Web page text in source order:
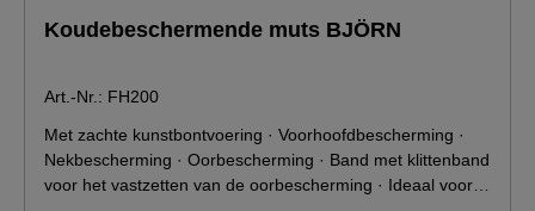
Koudebeschermende muts BJÖRN
Art.-Nr.: FH200
Met zachte kunstbontvoering · Voorhoofdbescherming ·
Nekbescherming · Oorbescherming · Band met klittenband
voor het vastzetten van de oorbescherming · Ideaal voor: